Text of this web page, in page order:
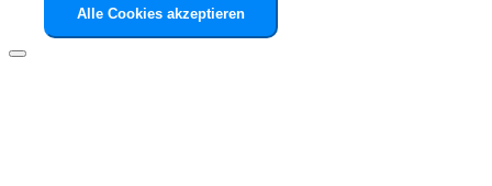
Alle Cookies akzeptieren